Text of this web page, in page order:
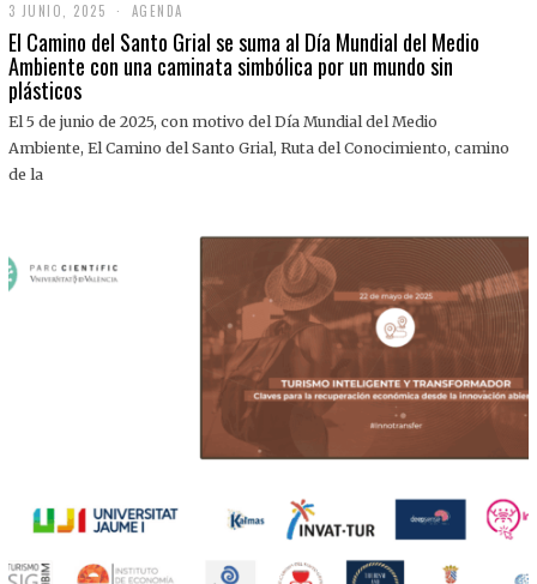
3 JUNIO, 2025
J
U
N
,
0
AGENDA
El Camino del Santo Grial se suma al Día Mundial del Medio
Ambiente con una caminata simbólica por un mundo sin
plásticos
El 5 de junio de 2025, con motivo del Día Mundial del Medio
Ambiente, El Camino del Santo Grial, Ruta del Conocimiento, camino
de la